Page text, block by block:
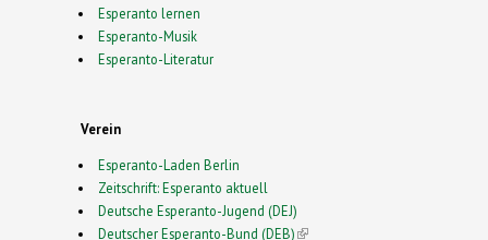
Esperanto lernen
Esperanto-Musik
Esperanto-Literatur
Verein
Esperanto-Laden Berlin
Zeitschrift: Esperanto aktuell
Deutsche Esperanto-Jugend (DEJ)
Deutscher Esperanto-Bund (DEB)(link is external)